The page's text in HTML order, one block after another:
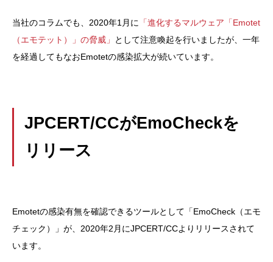
当社のコラムでも、2020年1月に
「進化するマルウェア「Emotet
（エモテット）」の脅威」
として注意喚起を行いましたが、一年
を経過してもなおEmotetの感染拡大が続いています。
JPCERT/CCがEmoCheckを
リリース
Emotetの感染有無を確認できるツールとして「EmoCheck（エモ
チェック）」が、2020年2月にJPCERT/CCよりリリースされて
います。